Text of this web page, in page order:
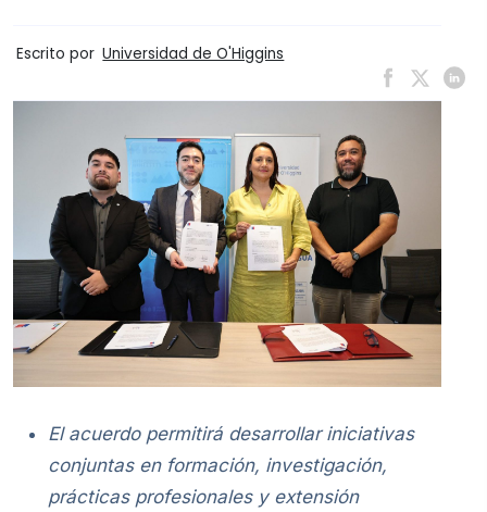
Escrito por Universidad de O'Higgins
El acuerdo permitirá desarrollar iniciativas
conjuntas en formación, investigación,
prácticas profesionales y extensión